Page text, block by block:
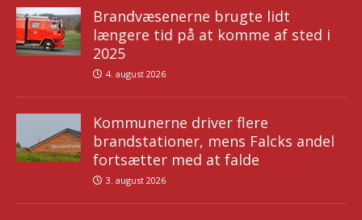
Brandvæsenerne brugte lidt
længere tid på at komme af sted i
2025
4. august 2026
Kommunerne driver flere
brandstationer, mens Falcks andel
fortsætter med at falde
3. august 2026